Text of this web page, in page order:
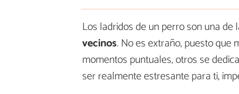
Los ladridos de un perro son una
vecinos. No es extraño, puesto que
momentos puntuales, otros se
ser realmente estresante para ti,